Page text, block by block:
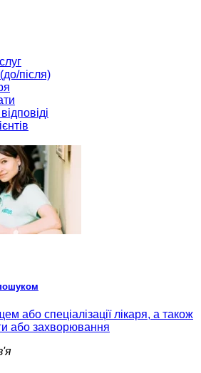
після)
або спеціалізації лікаря, а також
або захворювання